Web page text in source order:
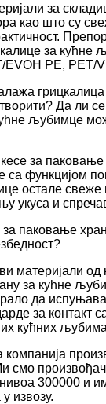
за
као што су
за кућне
EVOH PE, PET/
Да ли
љубимце
за паковање
са функцијом
остале
укуса и
за паковање
материјали од
за кућне
да
за контакт
кућних
смо
300000 и
извозу.